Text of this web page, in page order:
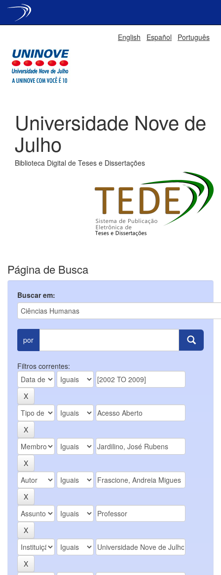
English Español Português
Universidade Nove de
Julho
Biblioteca Digital de Teses e Dissertações
Página de Busca
Buscar em:
por
Filtros correntes: